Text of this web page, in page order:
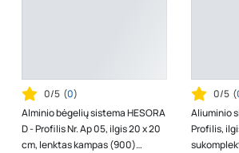
0/5 (0)
Alminio bėgelių sistema HESORA
D - Profilis Nr. Ap 05, ilgis 20 x 20
cm, lenktas kampas (900)
0/5 (
Aliuminio
Profilis,